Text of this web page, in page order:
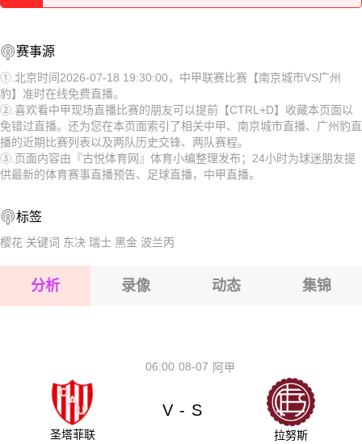
2026-08-15 【中甲】 南京城市VS广州豹
2026-08-15 【中甲】 南京城市VS广州豹
2026-08-15 【中甲】 南京城市VS广州豹
2026-08-15 【中甲】 南京城市VS广州豹
2026-08-15 【中甲】 南京城市VS广州豹
2026-08-15 【中甲】 南京城市VS广州豹
2026-08-15 【中甲】 南京城市VS广州豹
赛事源
①.北京时间2026-07-18 19:30:00，中甲联赛比赛【南京城市VS广州
豹】准时在线免费直播。
②.喜欢看中甲现场直播比赛的朋友可以提前【CTRL+D】收藏本页面以
免错过直播。还为您在本页面索引了相关中甲、南京城市直播、广州豹直
播的近期比赛列表以及两队历史交锋、两队赛程。
③.页面内容由『古悦体育网』体育小编整理发布；24小时为球迷朋友提
供最新的体育赛事直播预告、足球直播，中甲直播。
标签
樱花 关键词 东决 瑞士 黑金 波兰丙
分析 录像 动态 集锦
08-07
06:00 阿甲
圣塔菲联
V - S
拉努斯